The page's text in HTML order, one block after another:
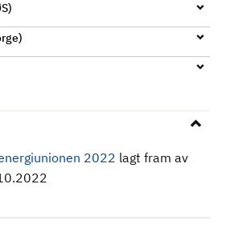
2022 lagt fram av